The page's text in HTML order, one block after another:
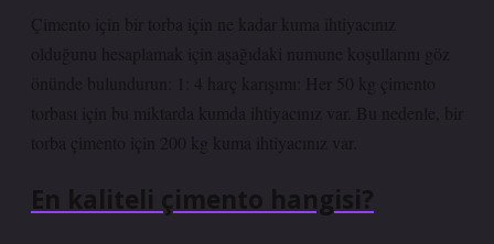
Çimento için bir torba için ne kadar kuma ihtiyacınız
olduğunu hesaplamak için aşağıdaki numune koşullarını göz
önünde bulundurun: 1: 4 harç karışımı: Her 50 kg çimento
torbası için bu miktarda kumda ihtiyacınız var. Bu nedenle, bir
torba çimento için 200 kg kuma ihtiyacınız var.
En kaliteli çimento hangisi?